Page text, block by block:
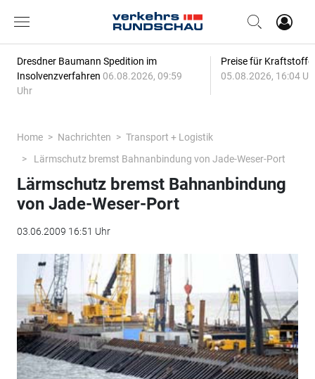
Dresdner Baumann Spedition im
Insolvenzverfahren 06.08.2026, 09:59
Uhr
Preise für
05.08.2026, 16:04
Home Nachrichten
Transport + Logistik
Lärmschutz bremst Bahnanbindung von Jade-Weser-Port
Lärmschutz bremst Bahnanbindung
von Jade-Weser-Port
03.06.2009 16:51 Uhr